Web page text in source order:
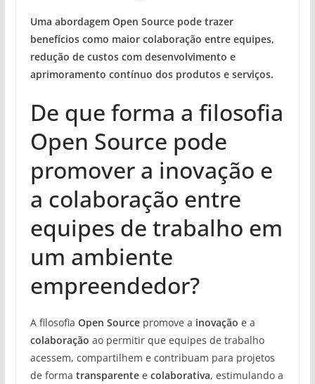
Uma abordagem Open Source pode trazer
benefícios como maior colaboração entre equipes,
redução de custos com desenvolvimento e
aprimoramento contínuo dos produtos e serviços.
De que forma a filosofia
Open Source pode
promover a inovação e
a colaboração entre
equipes de trabalho em
um ambiente
empreendedor?
A filosofia Open Sourcepromove a inovação e a
colaboração ao permitir que equipes de trabalho
acessem, compartilhem e contribuam para projetos
de forma transparentee colaborativa, estimulando a